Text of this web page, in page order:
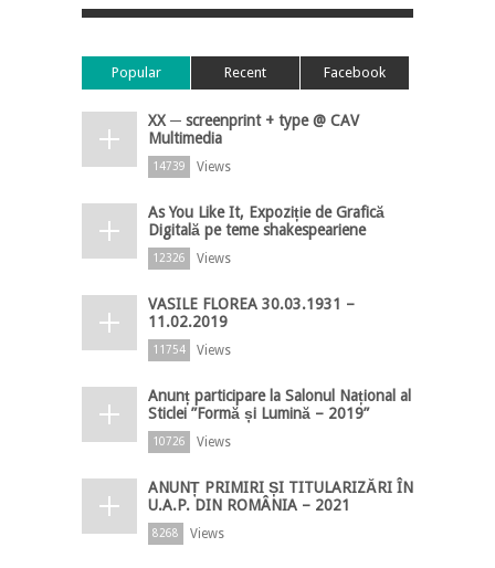
Popular Recent Facebook
XX ─ screenprint + type @ CAV
Multimedia
14739 Views
As You Like It, Expoziție de Grafică
Digitală pe teme shakespeariene
12326 Views
VASILE FLOREA 30.03.1931 –
11.02.2019
11754 Views
Anunț participare la Salonul Național al
Sticlei ”Formă și Lumină – 2019”
10726 Views
ANUNȚ PRIMIRI ȘI TITULARIZĂRI ÎN
U.A.P. DIN ROMÂNIA – 2021
8268 Views